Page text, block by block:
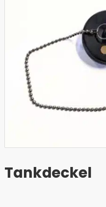
Tankdeckel